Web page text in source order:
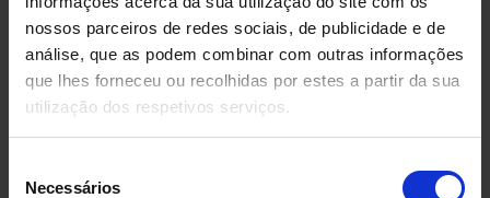
nossos parceiros de redes sociais, de publicidade e de
análise, que as podem combinar com outras informações
que lhes forneceu ou recolhidas por estes a partir da sua
utilização dos respetivos serviços.
Necessários
configurar o navegador de tal modo
que impeça a instalação destes
arquivos, no entanto, mas nesse
caso é possível que não possa